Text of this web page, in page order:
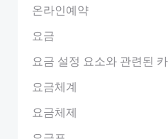
온라인예약
요금
요금 설정 요소와 관련된
요금체계
요금체제